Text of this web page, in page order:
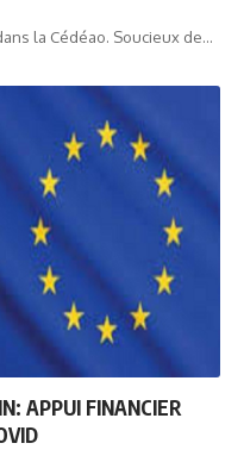
la Cédéao. Soucieux de…
APPUI FINANCIER